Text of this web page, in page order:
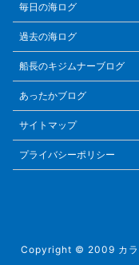
毎日の海ログ
過去の海ログ
船長のキジムナーブログ
あったかブログ
サイトマップ
プライバシーポリシー
Copyright © 2009 カラ